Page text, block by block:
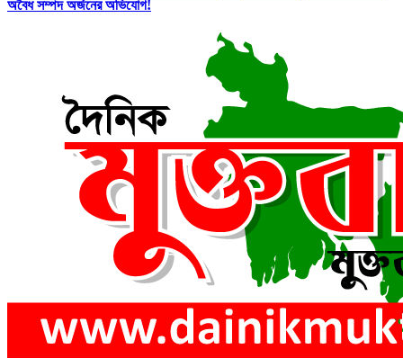
অবৈধ সম্পদ অর্জনের অভিযোগ!